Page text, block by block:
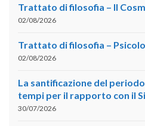
Trattato di filosofia – II
02/08/2026
Trattato di filosofia –
02/08/2026
La santificazione del
tempi per il rapporto con il
30/07/2026